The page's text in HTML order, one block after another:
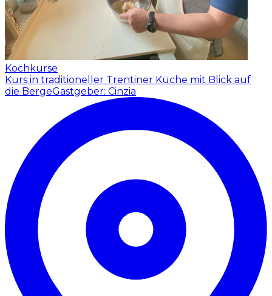
Kochkurse
Kurs in traditioneller Trentiner Küche mit Blick auf
die BergeGastgeber: Cinzia